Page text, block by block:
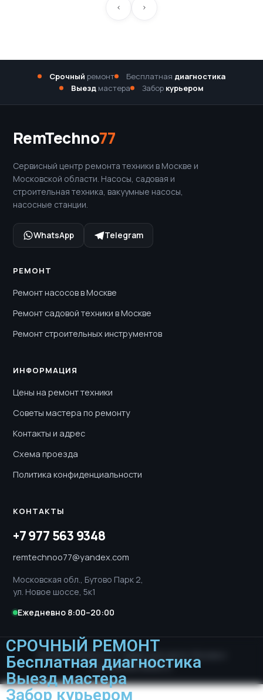
СРОЧНЫЙ РЕМОНТ
Бесплатная диагностика
Выезд мастера
Забор курьером
Срочный ремонт Бесплатная диагностика
Выезд мастера Забор курьером
RemTechno77
Сервисный центр ремонта техники в Москве и
Московской области. Насосы, садовая и
строительная техника, вакуумные насосы,
насосные станции.
WhatsApp Telegram
РЕМОНТ
Ремонт насосов в Москве
Ремонт садовой техники в Москве
Ремонт строительных инструментов
ИНФОРМАЦИЯ
Цены на ремонт техники
Советы мастера по ремонту
Контакты и адрес
Схема проезда
Политика конфиденциальности
КОНТАКТЫ
+7 977 563 9348
remtechnoo77@yandex.com
Московская обл., Бутово Парк 2,
ул. Новое шоссе, 5к1
Ежедневно 8:00–20:00
© 2026 RemTechno77. Сервисный центр. Москва и
Московская область.